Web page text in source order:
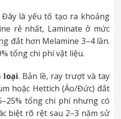
Đây là yếu tố tạo ra khoảng
rẻ nhất, Laminate ở mức
đắt hơn Melamine 3–4 lần.
tổng chi phí vật liệu.
loại. Bản lề, ray trượt và tay
hoặc Hettich (Áo/Đức) đắt
tổng chi phí nhưng có
biệt rõ rệt sau 2–3 năm sử